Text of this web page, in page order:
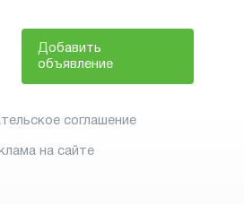
Добавить
объявление
соглашение
на сайте